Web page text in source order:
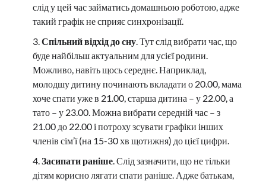
слід у цей час займатись домашньою роботою, адже
такий графік не сприяє синхронізації.
Спільний відхід до сну . Тут слід вибрати час, що
буде найбільш актуальним для усієї родини.
Можливо, навіть щось середнє. Наприклад,
молодшу дитину починають вкладати о 20.00, мама
хоче спати уже в 21.00, старша дитина – у 22.00, а
тато – у 23.00. Можна вибрати середній час – з
21.00 до 22.00 і потроху зсувати графіки інших
членів сім’ї (на 15-30 хв щотижня) до цієї цифри.
Засипати раніше . Слід зазначити, що не тільки
дітям корисно лягати спати раніше. Адже батькам,